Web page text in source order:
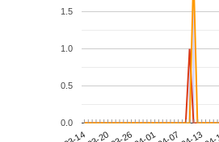
0.0
0.5
1.0
1.5